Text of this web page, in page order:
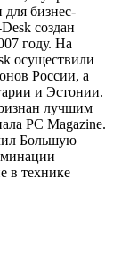
бизнес-
создан
году. На
осуществили
России, а
и Эстонии.
лучшим
PC Magazine.
Большую
в технике